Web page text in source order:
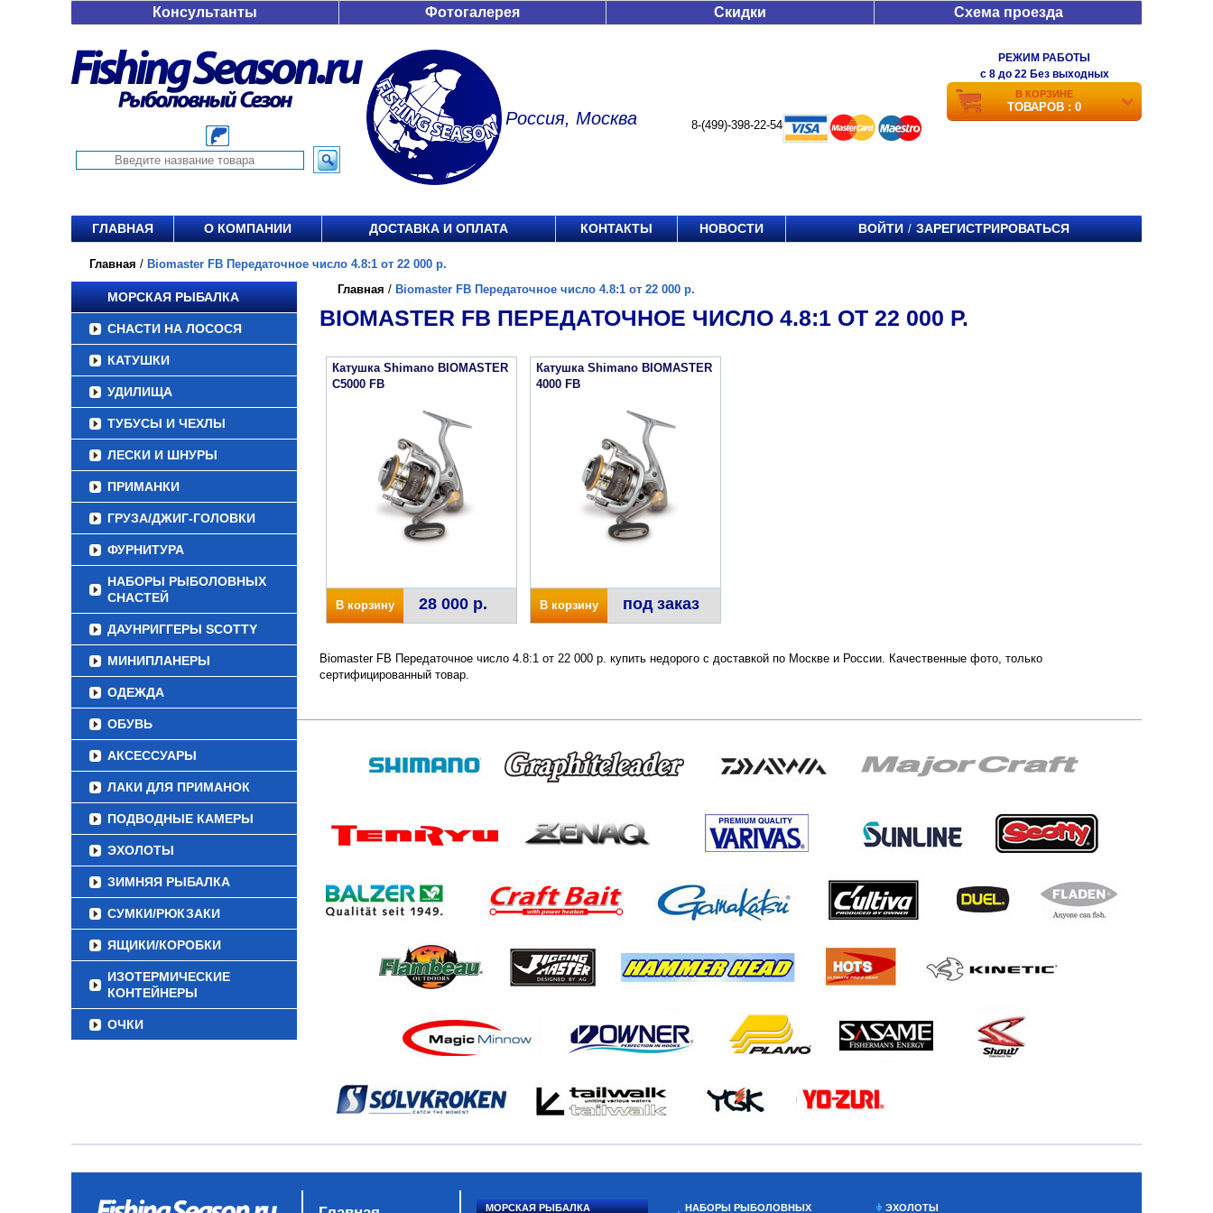
Консультанты Фотогалерея Скидки Схема проезда
Россия, Москва 8-(499)-398-22-54
РЕЖИМ РАБОТЫ
c 8 до 22 Без выходных
В КОРЗИНЕ
ТОВАРОВ : 0
ГЛАВНАЯ О КОМПАНИИ ДОСТАВКА И ОПЛАТА КОНТАКТЫ НОВОСТИ ВОЙТИ / ЗАРЕГИСТРИРОВАТЬСЯ
Главная / Biomaster FB Передаточное число 4.8:1 от 22 000 р.
МОРСКАЯ РЫБАЛКА
СНАСТИ НА ЛОСОСЯ
КАТУШКИ
УДИЛИЩА
ТУБУСЫ И ЧЕХЛЫ
ЛЕСКИ И ШНУРЫ
ПРИМАНКИ
ГРУЗА/ДЖИГ-ГОЛОВКИ
ФУРНИТУРА
НАБОРЫ РЫБОЛОВНЫХ
СНАСТЕЙ
ДАУНРИГГЕРЫ SCOTTY
МИНИПЛАНЕРЫ
ОДЕЖДА
ОБУВЬ
АКСЕССУАРЫ
ЛАКИ ДЛЯ ПРИМАНОК
ПОДВОДНЫЕ КАМЕРЫ
ЭХОЛОТЫ
ЗИМНЯЯ РЫБАЛКА
СУМКИ/РЮКЗАКИ
ЯЩИКИ/КОРОБКИ
ИЗОТЕРМИЧЕСКИЕ
КОНТЕЙНЕРЫ
ОЧКИ
Главная / Biomaster FB Передаточное число 4.8:1 от 22 000 р.
BIOMASTER FB ПЕРЕДАТОЧНОЕ ЧИСЛО 4.8:1 ОТ 22 000 Р.
Катушка Shimano BIOMASTER
C5000 FB
В корзину 28 000 р.
Катушка Shimano BIOMASTER
4000 FB
В корзину под заказ
Biomaster FB Передаточное число 4.8:1 от 22 000 р. купить недорого с доставкой по Москве и России. Качественные фото, только
сертифицированный товар.
МОРСКАЯ РЫБАЛКА НАБОРЫ РЫБОЛОВНЫХ ЭХОЛОТЫ